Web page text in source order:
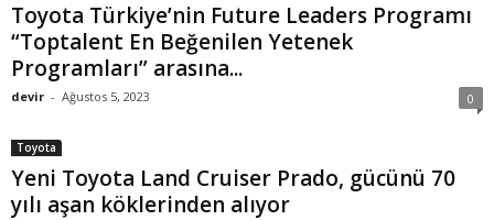
Toyota Türkiye’nin Future Leaders Programı
“Toptalent En Beğenilen Yetenek
Programları” arasına...
devir - Ağustos 5, 2023 0
Toyota
Yeni Toyota Land Cruiser Prado, gücünü 70
yılı aşan köklerinden alıyor